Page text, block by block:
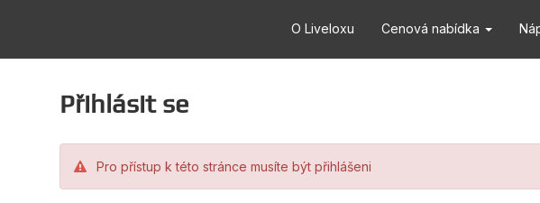
O Liveloxu Cenová nabídka
Přihlásit se
Pro přístup k této stránce musíte být přihlášeni